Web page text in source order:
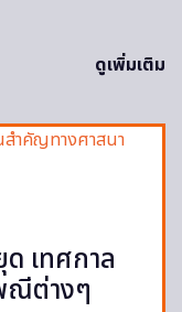
ดูเพิ่มเติม
เทศกาล
ณีต่างๆ